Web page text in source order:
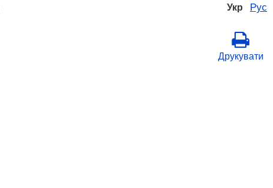
Укр Рус
Друкувати